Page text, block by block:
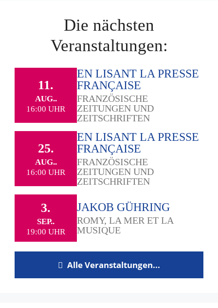
Die nächsten
Veranstaltungen:
11.
AUG..
16:00 UHR
EN LISANT LA PRESSE
FRANÇAISE
FRANZÖSISCHE
ZEITUNGEN UND
ZEITSCHRIFTEN
25.
AUG..
16:00 UHR
EN LISANT LA PRESSE
FRANÇAISE
FRANZÖSISCHE
ZEITUNGEN UND
ZEITSCHRIFTEN
3.
SEP..
19:00 UHR
JAKOB GÜHRING
ROMY, LA MER ET LA
MUSIQUE
Alle Veranstaltungen...